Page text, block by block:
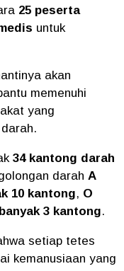
25 peserta
untuk
akan
memenuhi
yang
34 kantong darah
darah A
10 kantong, O
3 kantong.
setiap tetes
kemanusiaan yang